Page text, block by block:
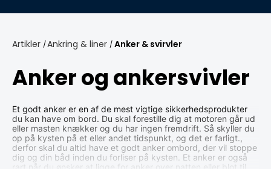
Om os Brands Tips & guider
Artikler /Ankring & liner / Anker & svirvler
Anker og ankersvivler
Et godt anker er en af de mest vigtige sikkerhedsprodukter
du kan have om bord. Du skal forestille dig at motoren går ud
eller masten knækker og du har ingen fremdrift. Så skyller du
op på kysten på et eller andet tidspunkt, og det er farligt.,
derfor skal du altid have et godt anker ombord, der vil stoppe
dig og din båd inden du forliser på kysten. Et anker er også